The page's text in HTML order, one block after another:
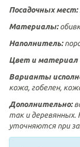
Посадочных мест:
Материалы:
Наполнитель:
Цвет и материал
Варианты
кожа, гобелен,
Дополнительно:
так и деревянных.
уточняются при